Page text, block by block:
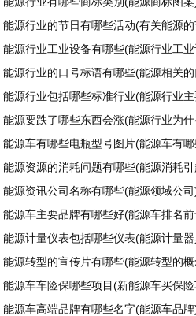
能源行业的节日有哪些活动(有关能源
能源行业工业设备有哪些(能源行业工
能源行业的口号标语有哪些(能源相关
能源行业包括哪些标准行业(能源行业
能源要跌了哪些东西会涨(能源行业为
能源车有哪些电瓶型号图片(能源车有
能源资源的消耗问题有哪些(能源消耗
能源资讯公司名称有哪些(能源领域公司
能源车主要品牌有哪些好(能源车排名
能源计量仪表包括哪些仪表(能源计量
能源转型的宣传片有哪些(能源转型的
能源车车险保哪些项目(新能源车买保
能源车高端品牌有哪些名字(能源车品牌